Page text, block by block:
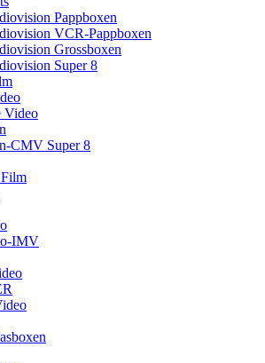
Pappboxen
VCR-Pappboxen
Grossboxen
Super 8
Video
CMV Super 8
IMV